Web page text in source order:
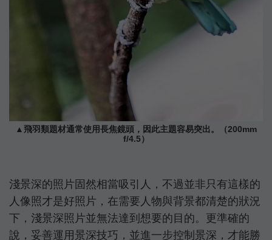
▲飛羽類題材通常使用長焦鏡頭，因此主題容易突出。（200mm
f/4.5）
淺景深的照片固然相當吸引人，不過並非只有這樣的
人像照才是好照片，在需要人物與背景都清楚的狀況
下，淺景深照片並無法達到想要的目的。更準確的
說，妥善運用景深技巧，並進一步控制景深，才能勝